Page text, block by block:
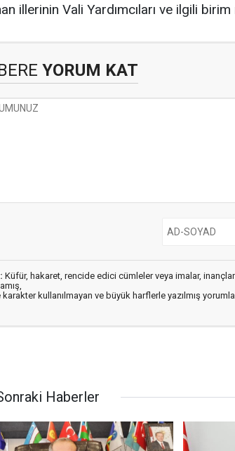
illerinin Vali Yardımcıları ve ilgili birim
YORUM KAT
Küfür, hakaret, rencide edici cümleler veya imalar,
karakter kullanılmayan ve büyük harflerle yazılmış
Haberler